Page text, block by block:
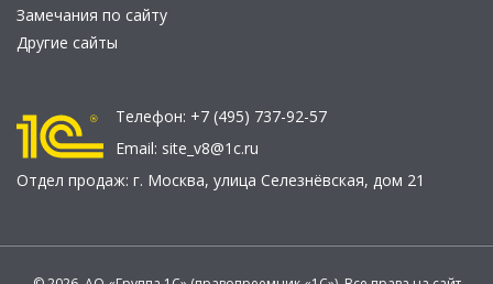
Замечания по сайту
Другие сайты
Телефон: +7 (495) 737-92-57
Email: site_v8@1c.ru
Отдел продаж: г. Москва, улица Селезнёвская, дом 21